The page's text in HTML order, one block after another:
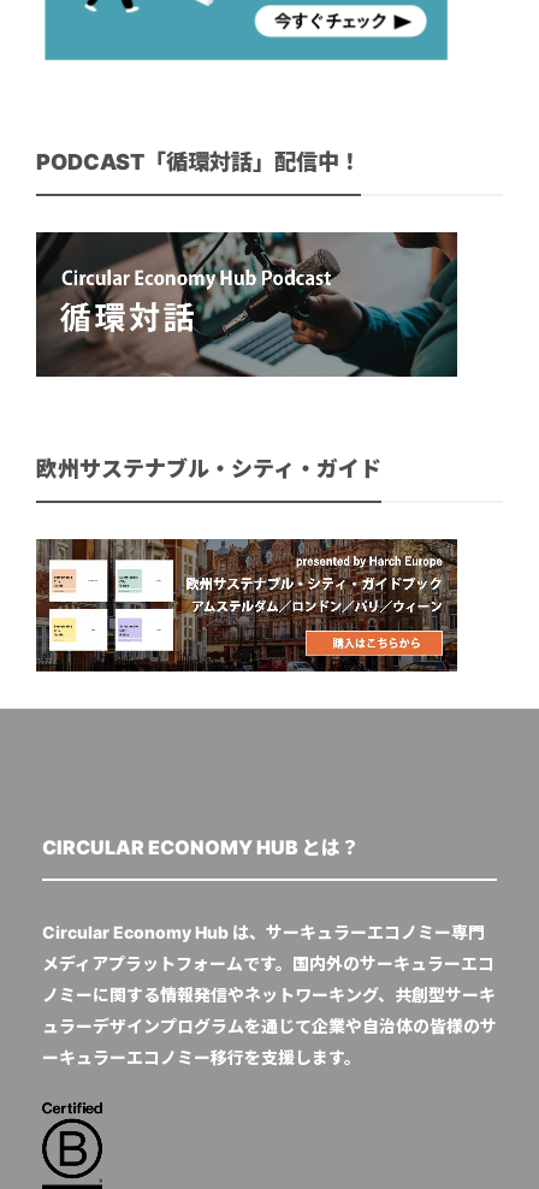
PODCAST「循環対話」配信中！
欧州サステナブル・シティ・ガイド
CIRCULAR ECONOMY HUB とは？
Circular Economy Hub は、サーキュラーエコノミー専門
メディアプラットフォームです。国内外のサーキュラーエコ
ノミーに関する情報発信やネットワーキング、共創型サーキ
ュラーデザインプログラムを通じて企業や自治体の皆様のサ
ーキュラーエコノミー移行を支援します。